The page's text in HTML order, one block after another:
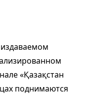
«Қазақстан
поднимаются